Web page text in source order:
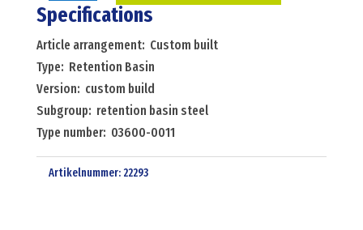
steel
retention
basin
custom
build
Menge
Specifications
Article arrangement: Custom built
Type: Retention Basin
Version: custom build
Subgroup: retention basin steel
Type number: 03600-0011
Artikelnummer: 22293